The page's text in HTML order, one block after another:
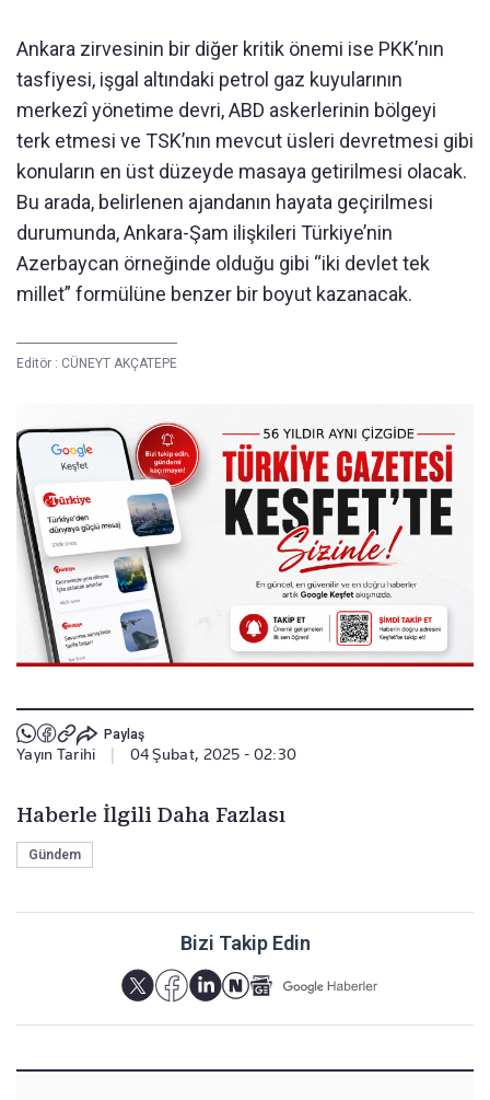
Ankara zirvesinin bir diğer kritik önemi ise PKK’nın
tasfiyesi, işgal altındaki petrol gaz kuyularının
merkezî yönetime devri, ABD askerlerinin bölgeyi
terk etmesi ve TSK’nın mevcut üsleri devretmesi gibi
konuların en üst düzeyde masaya getirilmesi olacak.
Bu arada, belirlenen ajandanın hayata geçirilmesi
durumunda, Ankara-Şam ilişkileri Türkiye’nin
Azerbaycan örneğinde olduğu gibi “iki devlet tek
millet” formülüne benzer bir boyut kazanacak.
Editör : CÜNEYT AKÇATEPE
Paylaş
Yayın Tarihi 04 Şubat, 2025 - 02:30
Haberle İlgili Daha Fazlası
Gündem
Bizi Takip Edin